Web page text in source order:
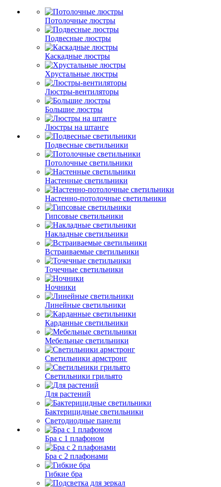
Потолочные люстры
Подвесные люстры
Каскадные люстры
Хрустальные люстры
Люстры-вентиляторы
Большие люстры
Люстры на штанге
Подвесные светильники
Потолочные светильники
Настенные светильники
Настенно-потолочные светильники
Гипсовые светильники
Накладные светильники
Встраиваемые светильники
Точечные светильники
Ночники
Линейные светильники
Карданные светильники
Мебельные светильники
Светильники армстронг
Светильники грильято
Для растений
Бактерицидные светильники
Светодиодные панели
Бра с 1 плафоном
Бра с 2 плафонами
Гибкие бра